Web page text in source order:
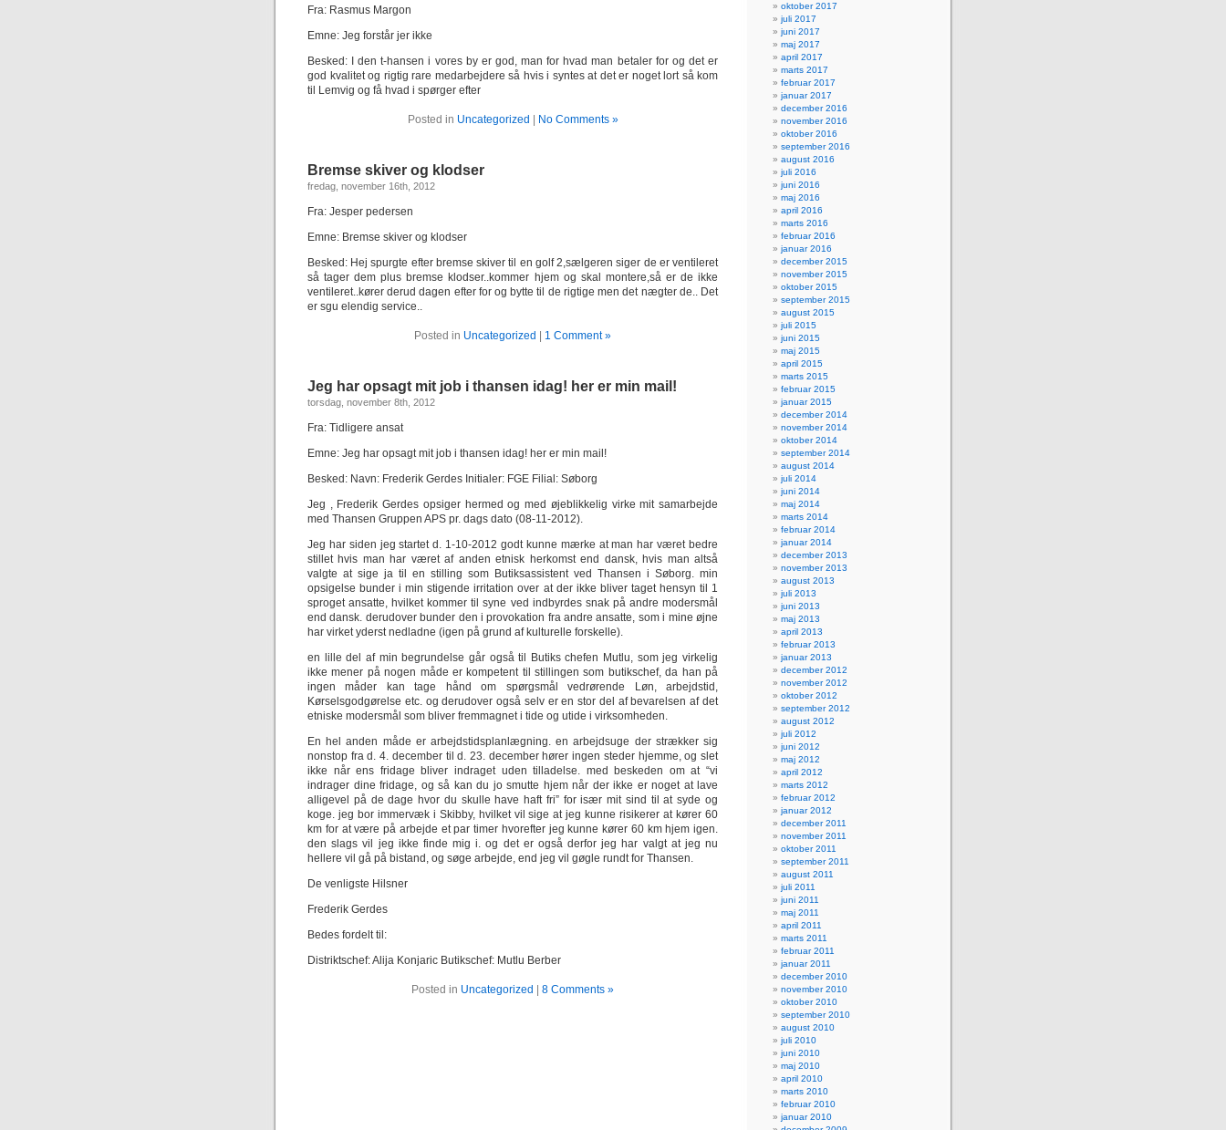
Fra: Rasmus Margon
Emne: Jeg forstår jer ikke
Besked: I den t-hansen i vores by er god, man for hvad man betaler for og det er
god kvalitet og rigtig rare medarbejdere så hvis i syntes at det er noget lort så kom
til Lemvig og få hvad i spørger efter
Posted in Uncategorized No Comments »
Bremse skiver og klodser
fredag, november 16th, 2012
Fra: Jesper pedersen
Emne: Bremse skiver og klodser
Besked: Hej spurgte efter bremse skiver til en golf 2,sælgeren siger de er ventileret
så tager dem plus bremse klodser..kommer hjem og skal montere,så er de ikke
ventileret..kører derud dagen efter for og bytte til de rigtige men det nægter de.. Det
er sgu elendig service..
Posted in Uncategorized 1 Comment »
Jeg har opsagt mit job i thansen idag! her er min mail!
torsdag, november 8th, 2012
Fra: Tidligere ansat
Emne: Jeg har opsagt mit job i thansen idag! her er min mail!
Besked: Navn: Frederik Gerdes Initialer: FGE Filial: Søborg
Jeg , Frederik Gerdes opsiger hermed og med øjeblikkelig virke mit samarbejde
med Thansen Gruppen APS pr. dags dato (08-11-2012).
Jeg har siden jeg startet d. 1-10-2012 godt kunne mærke at man har været bedre
stillet hvis man har været af anden etnisk herkomst end dansk, hvis man altså
valgte at sige ja til en stilling som Butiksassistent ved Thansen i Søborg. min
opsigelse bunder i min stigende irritation over at der ikke bliver taget hensyn til 1
sproget ansatte, hvilket kommer til syne ved indbyrdes snak på andre modersmål
end dansk. derudover bunder den i provokation fra andre ansatte, som i mine øjne
har virket yderst nedladne (igen på grund af kulturelle forskelle).
en lille del af min begrundelse går også til Butiks chefen Mutlu, som jeg virkelig
ikke mener på nogen måde er kompetent til stillingen som butikschef, da han på
ingen måder kan tage hånd om spørgsmål vedrørende Løn, arbejdstid,
Kørselsgodgørelse etc. og derudover også selv er en stor del af bevarelsen af det
etniske modersmål som bliver fremmagnet i tide og utide i virksomheden.
En hel anden måde er arbejdstidsplanlægning. en arbejdsuge der strækker sig
nonstop fra d. 4. december til d. 23. december hører ingen steder hjemme, og slet
ikke når ens fridage bliver indraget uden tilladelse. med beskeden om at “vi
indrager dine fridage, og så kan du jo smutte hjem når der ikke er noget at lave
alligevel på de dage hvor du skulle have haft fri” for især mit sind til at syde og
koge. jeg bor immervæk i Skibby, hvilket vil sige at jeg kunne risikerer at kører 60
km for at være på arbejde et par timer hvorefter jeg kunne kører 60 km hjem igen.
den slags vil jeg ikke finde mig i. og det er også derfor jeg har valgt at jeg nu
hellere vil gå på bistand, og søge arbejde, end jeg vil gøgle rundt for Thansen.
De venligste Hilsner
Frederik Gerdes
Bedes fordelt til:
Distriktschef: Alija Konjaric Butikschef: Mutlu Berber
Posted in Uncategorized 8 Comments »
oktober 2017
juli 2017
juni 2017
maj 2017
april 2017
marts 2017
februar 2017
januar 2017
december 2016
november 2016
oktober 2016
september 2016
august 2016
juli 2016
juni 2016
maj 2016
april 2016
marts 2016
februar 2016
januar 2016
december 2015
november 2015
oktober 2015
september 2015
august 2015
juli 2015
juni 2015
maj 2015
april 2015
marts 2015
februar 2015
januar 2015
december 2014
november 2014
oktober 2014
september 2014
august 2014
juli 2014
juni 2014
maj 2014
marts 2014
februar 2014
januar 2014
december 2013
november 2013
august 2013
juli 2013
juni 2013
maj 2013
april 2013
februar 2013
januar 2013
december 2012
november 2012
oktober 2012
september 2012
august 2012
juli 2012
juni 2012
maj 2012
april 2012
marts 2012
februar 2012
januar 2012
december 2011
november 2011
oktober 2011
september 2011
august 2011
juli 2011
juni 2011
maj 2011
april 2011
marts 2011
februar 2011
januar 2011
december 2010
november 2010
oktober 2010
september 2010
august 2010
juli 2010
juni 2010
maj 2010
april 2010
marts 2010
februar 2010
januar 2010